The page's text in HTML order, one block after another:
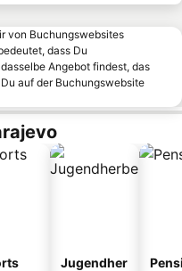
von Buchungswebsites
dass Du
Angebot findest, das
auf der Buchungswebsite
Jugendher